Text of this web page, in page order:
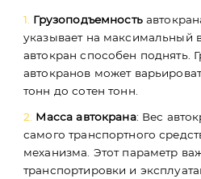
Грузоподъемность
указывает на максимальный
автокран способен поднять.
автокранов может
тонн до сотен тонн.
Масса автокрана: Вес
самого транспортного
механизма. Этот параметр
транспортировки и